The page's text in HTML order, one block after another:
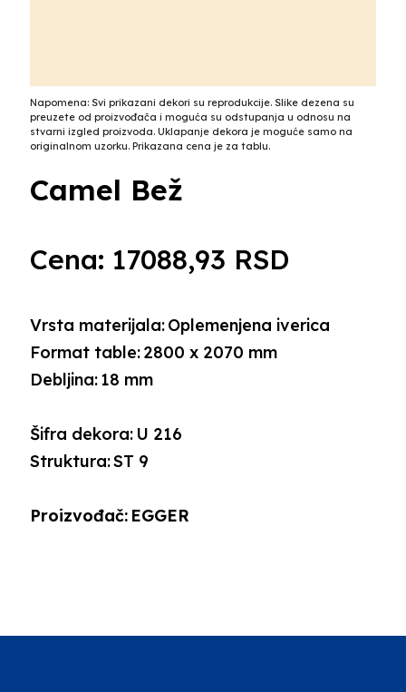
Napomena: Svi prikazani dekori su reprodukcije. Slike dezena su
preuzete od proizvođača i moguća su odstupanja u odnosu na
stvarni izgled proizvoda. Uklapanje dekora je moguće samo na
originalnom uzorku. Prikazana cena je za tablu.
Camel Bež
Cena: 17088,93 RSD
Debljina:18 mm
Format table:2800 x 2070 mm
Šifra dekora: U 216
Struktura:ST 9
Vrsta materijala:Oplemenjena iverica
Proizvođač: EGGER